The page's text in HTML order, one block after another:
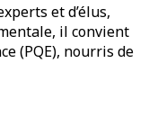
et d’élus,
il convient
(PQE), nourris de